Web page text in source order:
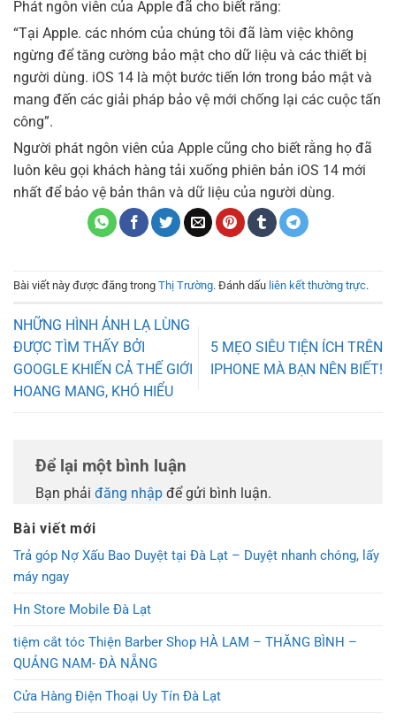
Bài viết mới
Trả góp Nợ Xấu Bao Duyệt tại Đà Lạt – Duyệt nhanh chóng, lấy
máy ngay
Hn Store Mobile Đà Lạt
tiệm cắt tóc Thiện Barber Shop HÀ LAM – THĂNG BÌNH –
QUẢNG NAM- ĐÀ NẴNG
Cửa Hàng Điện Thoại Uy Tín Đà Lạt
Phát ngôn viên của Apple đã cho biết rằng:
“Tại Apple. các nhóm của chúng tôi đã làm việc không
ngừng để tăng cường bảo mật cho dữ liệu và các thiết bị
người dùng. iOS 14 là một bước tiến lớn trong bảo mật và
mang đến các giải pháp bảo vệ mới chống lại các cuộc tấn
công”.
Người phát ngôn viên của Apple cũng cho biết rằng họ đã
luôn kêu gọi khách hàng tải xuống phiên bản iOS 14 mới
nhất để bảo vệ bản thân và dữ liệu của người dùng.
Bài viết này được đăng trong Thị Trường. Đánh dấu liên kết thường trực.
NHỮNG HÌNH ẢNH LẠ LÙNG
ĐƯỢC TÌM THẤY BỞI
GOOGLE KHIẾN CẢ THẾ GIỚI
HOANG MANG, KHÓ HIỂU
5 MẸO SIÊU TIỆN ÍCH TRÊN
IPHONE MÀ BẠN NÊN BIẾT!
Để lại một bình luận
Bạn phải đăng nhập để gửi bình luận.